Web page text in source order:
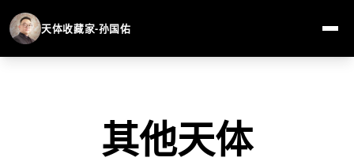
天体收藏家-孙国佑
其他天体